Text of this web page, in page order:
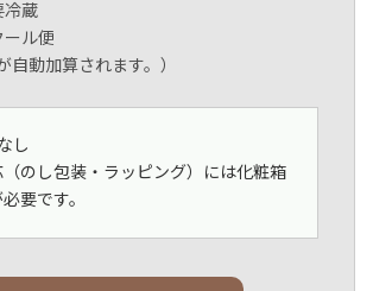
冷蔵
ール便
自動加算されます。）
し
のし包装・ラッピング）には化粧箱
要です。